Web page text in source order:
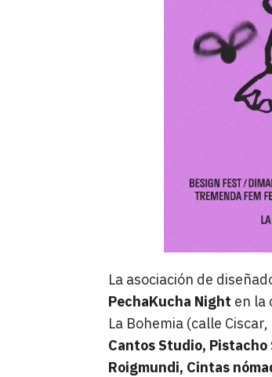
La asociación de
PechaKucha Night en la
La Bohemia (calle
Cantos Studio, Pistacho
Roigmundi, Cintas